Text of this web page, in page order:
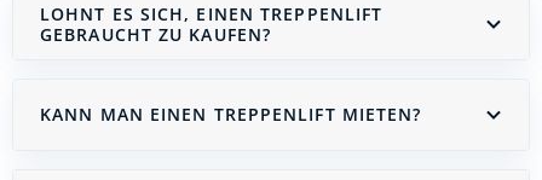
LOHNT ES SICH, EINEN TREPPENLIFT
GEBRAUCHT ZU KAUFEN?
KANN MAN EINEN TREPPENLIFT MIETEN?